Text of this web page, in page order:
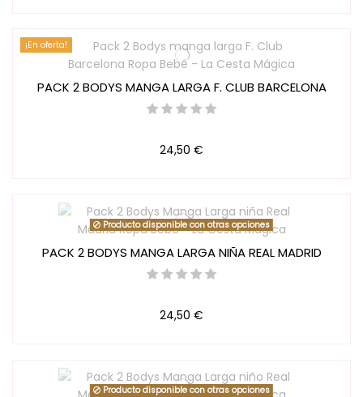
¡En oferta!
PACK 2 BODYS MANGA LARGA F. CLUB BARCELONA
24,50 €
Producto disponible con otras opciones
PACK 2 BODYS MANGA LARGA NIÑA REAL MADRID
24,50 €
Producto disponible con otras opciones